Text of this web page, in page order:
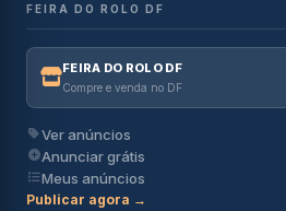
FEIRA DO ROLO DF
FEIRA DO ROLO DF
Compre e venda no DF
Ver anúncios
Anunciar grátis
Meus anúncios
Publicar agora →